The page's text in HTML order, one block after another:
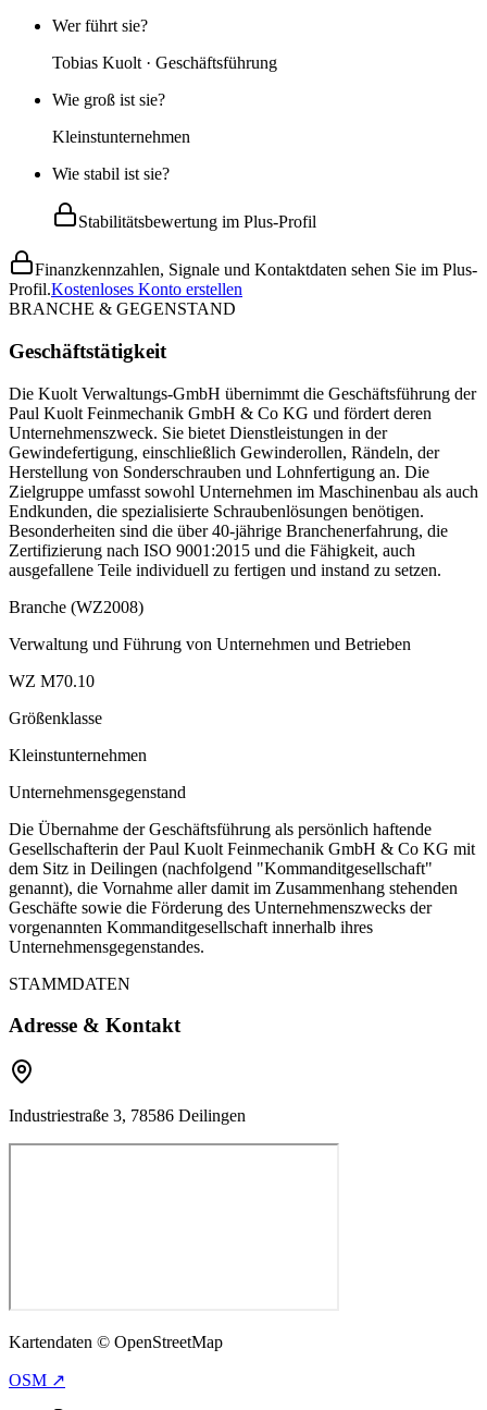
Wer führt sie?
Tobias Kuolt · Geschäftsführung
Wie groß ist sie?
Kleinstunternehmen
Wie stabil ist sie?
Stabilitätsbewertung im Plus-Profil
Finanzkennzahlen, Signale und Kontaktdaten sehen Sie im Plus-
Profil.Kostenloses Konto erstellen
BRANCHE & GEGENSTAND
Geschäftstätigkeit
Die Kuolt Verwaltungs-GmbH übernimmt die Geschäftsführung der
Paul Kuolt Feinmechanik GmbH & Co KG und fördert deren
Unternehmenszweck. Sie bietet Dienstleistungen in der
Gewindefertigung, einschließlich Gewinderollen, Rändeln, der
Herstellung von Sonderschrauben und Lohnfertigung an. Die
Zielgruppe umfasst sowohl Unternehmen im Maschinenbau als auch
Endkunden, die spezialisierte Schraubenlösungen benötigen.
Besonderheiten sind die über 40-jährige Branchenerfahrung, die
Zertifizierung nach ISO 9001:2015 und die Fähigkeit, auch
ausgefallene Teile individuell zu fertigen und instand zu setzen.
Branche (WZ2008)
Verwaltung und Führung von Unternehmen und Betrieben
WZ M70.10
Größenklasse
Kleinstunternehmen
Unternehmensgegenstand
Die Übernahme der Geschäftsführung als persönlich haftende
Gesellschafterin der Paul Kuolt Feinmechanik GmbH & Co KG mit
dem Sitz in Deilingen (nachfolgend "Kommanditgesellschaft"
genannt), die Vornahme aller damit im Zusammenhang stehenden
Geschäfte sowie die Förderung des Unternehmenszwecks der
vorgenannten Kommanditgesellschaft innerhalb ihres
Unternehmensgegenstandes.
STAMMDATEN
Adresse & Kontakt
Industriestraße 3, 78586 Deilingen
Kartendaten © OpenStreetMap
OSM ↗